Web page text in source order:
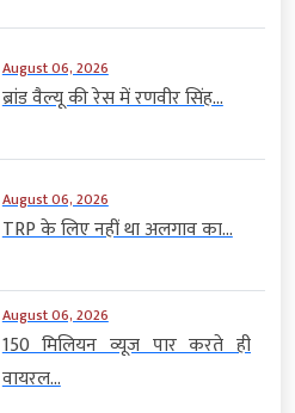
August 06, 2026
ब्रांड वैल्यू की रेस में रणवीर सिंह...
August 06, 2026
TRP के लिए नहीं था अलगाव का...
August 06, 2026
150 मिलियन व्यूज पार करते ही
वायरल...